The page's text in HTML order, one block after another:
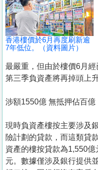
置
業
手
冊
關
於
們
香港樓價於6月再度刷新逾
7年低位。（資料圖片）
最嚴重，但由於樓價6月
第三季負資產將再掉頭上升
涉額1550億 無抵押佔百億
現時負資產樓按主要涉及
險計劃的貸款，而這類貸
資產的樓按貸款為1,550
元。數據僅涉及銀行提供